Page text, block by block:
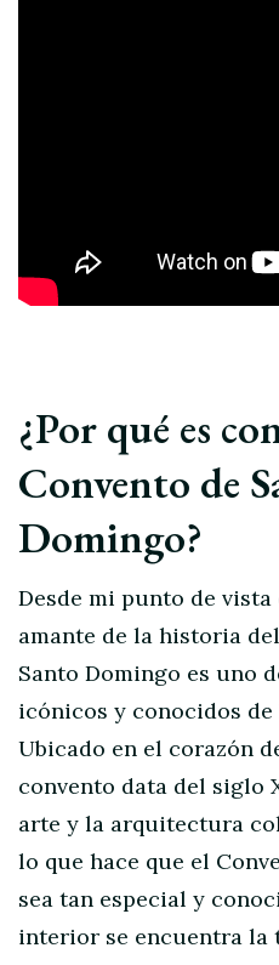
¿Por qué es
Convento de
Domingo?
Desde mi punto de
amante de la historia
Santo Domingo es uno
icónicos y conocidos de
Ubicado en el corazón
convento data del siglo
arte y la arquitectura
lo que hace que el
sea tan especial y
interior se encuentra la